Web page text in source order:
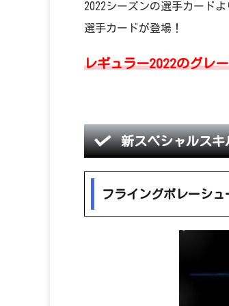
2022シーズンの選手カード
選手カードが登場！
レギュラー2022のグレ
新スペシャルスキ
フライングボレーシュ